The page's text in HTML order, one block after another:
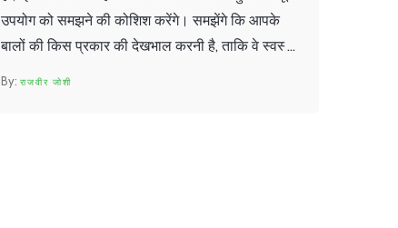
उपयोग को समझने की कोशिश करेंगे। समझेंगे कि आपके
बालों की किस प्रकार की देखभाल करनी है, ताकि वे स्वस्थ
राजवीर जोशी